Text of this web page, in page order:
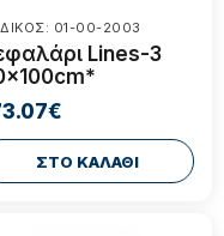
01-00-2003
Lines-3
ΣΤΟ ΚΑΛΑΘΙ